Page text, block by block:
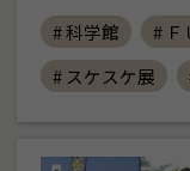
# 科学館
# Ｆ
# スケスケ展